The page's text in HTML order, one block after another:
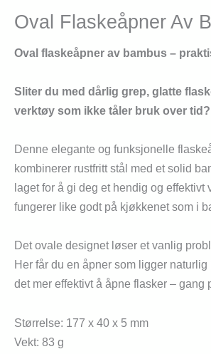
Oval Flaskeåpner Av
Oval flaskeåpner av bambus –
Sliter du med dårlig grep, glatte
verktøy som ikke tåler bruk over tid?
Denne elegante og funksjonelle
kombinerer rustfritt stål med et solid
laget for å gi deg et hendig og effektivt
fungerer like godt på kjøkkenet som i
Det ovale designet løser et vanlig
Her får du en åpner som ligger
det mer effektivt å åpne flasker – gang
Størrelse: 177 x 40 x 5 mm
Vekt: 83 g